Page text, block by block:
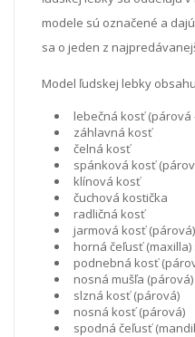
modele sú označené a
sa o jeden z
Model ľudskej lebky
lebečná kosť (párová
záhlavná kosť
čelná kosť
spánková kosť
klínová kosť
čuchová kostička
radličná kosť
jarmová kosť (párová)
horná čeľusť
podnebná kosť
nosná mušľa (párová)
slzná kosť (párová)
nosná kosť (párová)
spodná čeľusť